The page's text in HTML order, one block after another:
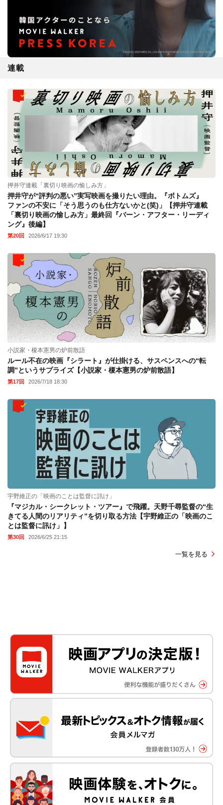
連載
押井守連載「裏切り映画の愉しみ方」
押井守が“評判の悪い”実写映画を撮りたい理由。『ボトムズ』
ファンの不安に「そう思うのも仕方ないかと(笑)」【押井守連載
「裏切り映画の愉しみ方」最終回『バーン・アフター・リーディ
ング』後編】
第20回 2026/6/17 19:30
小説家・榎本憲男の炉前散語
ルール不在の映画『シラート』が仕掛ける、サスペンスへの“転
調”というサプライズ【小説家・榎本憲男の炉前散語】
第17回 2026/7/18 18:30
宇野維正の「映画のことは監督に訊け」
『マジカル・シークレット・ツアー』で飛躍。天野千尋監督の“生
きてる人間のリアリティ”を切り取る方法【宇野維正の「映画のこ
とは監督に訊け」】
第30回 2026/6/25 21:15
一覧を見る